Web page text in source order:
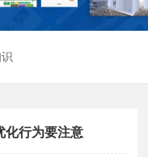
化行为要注意